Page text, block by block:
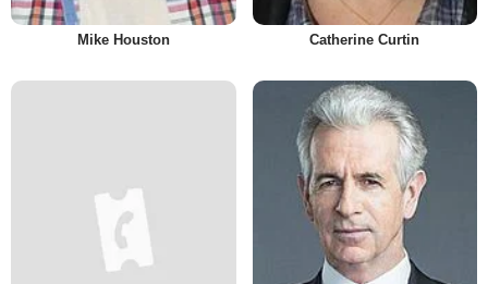
Mike Houston Catherine Curtin